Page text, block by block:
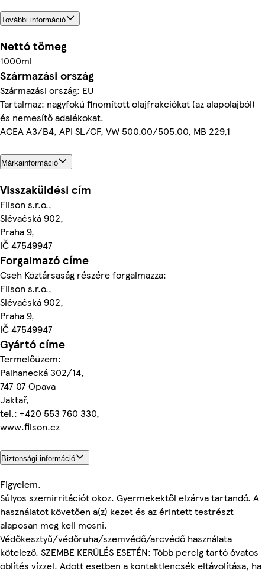
További információ
Nettó tömeg
1000ml
Származási ország
Származási ország: EU
Tartalmaz: nagyfokú finomított olajfrakciókat (az alapolajból)
és nemesítő adalékokat.
ACEA A3/B4, API SL/CF, VW 500.00/505.00, MB 229,1
Márkainformáció
Visszaküldési cím
Filson s.r.o.,
Slévačská 902,
Praha 9,
IČ 47549947
Forgalmazó címe
Cseh Köztársaság részére forgalmazza:
Filson s.r.o.,
Slévačská 902,
Praha 9,
IČ 47549947
Gyártó címe
Termelőüzem:
Palhanecká 302/14,
747 07 Opava
Jaktař,
tel.: +420 553 760 330,
www.filson.cz
Biztonsági információ
Figyelem.
Súlyos szemirritációt okoz. Gyermekektől elzárva tartandó. A
használatot követően a(z) kezet és az érintett testrészt
alaposan meg kell mosni.
Védőkesztyű/védőruha/szemvédő/arcvédő használata
kötelező. SZEMBE KERÜLÉS ESETÉN: Több percig tartó óvatos
öblítés vízzel. Adott esetben a kontaktlencsék eltávolítása, ha